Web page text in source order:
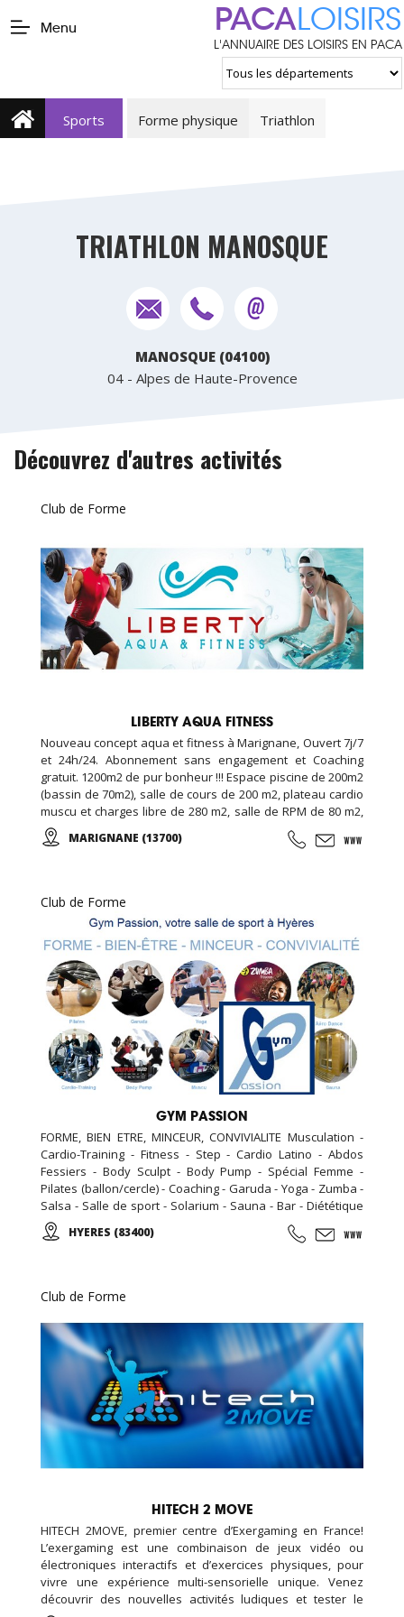
Menu PACALOISIRS
L'ANNUAIRE DES LOISIRS EN PACA
Sports Forme physique Triathlon
TRIATHLON MANOSQUE
MANOSQUE (04100)
04 - Alpes de Haute-Provence
Découvrez d'autres activités
Club de Forme
LIBERTY AQUA FITNESS
Nouveau concept aqua et fitness à Marignane, Ouvert 7j/7
et 24h/24. Abonnement sans engagement et Coaching
gratuit. 1200m2 de pur bonheur !!! Espace piscine de 200m2
(bassin de 70m2), salle de cours de 200 m2, plateau cardio
muscu et charges libre de 280 m2, salle de RPM de 80 m2,
salle de cross training de 120m2, espace garderie enfant
de 100m2, espace bar et détente avec billard et babyfoot
individuelle de 100m2, ...
MARIGNANE (13700)
Club de Forme
GYM PASSION
FORME, BIEN ETRE, MINCEUR, CONVIVIALITE Musculation -
Cardio-Training - Fitness - Step - Cardio Latino - Abdos
Fessiers - Body Sculpt - Body Pump - Spécial Femme -
Pilates (ballon/cercle) - Coaching - Garuda - Yoga - Zumba -
Salsa - Salle de sport - Solarium - Sauna - Bar - Diététique
N'hésitez pas à nous rendre visite, la première séance est
gratuite! Pour toute inscription, l'accès au sauna est offert
HYERES (83400)
Club de Forme
HITECH 2 MOVE
HITECH 2MOVE, premier centre d’Exergaming en France!
L’exergaming est une combinaison de jeux vidéo ou
électroniques interactifs et d’exercices physiques, pour
vivre une expérience multi-sensorielle unique. Venez
découvrir des nouvelles activités ludiques et tester le